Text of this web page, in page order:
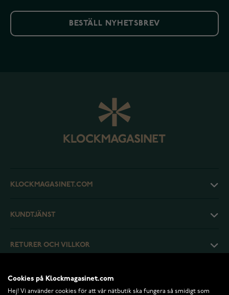
BESTÄLL NYHETSBREV
KLOCKMAGASINET.COM
KUNDTJÄNST
RETURER OCH VILLKOR
INFO
Cookies på Klockmagasinet.com
Hej! Vi använder cookies för att vår nätbutik ska fungera så smidigt som